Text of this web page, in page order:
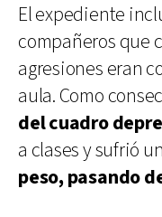
El expediente
compañeros que
agresiones eran
aula. Como
del cuadro
a clases y sufrió un
peso, pasando